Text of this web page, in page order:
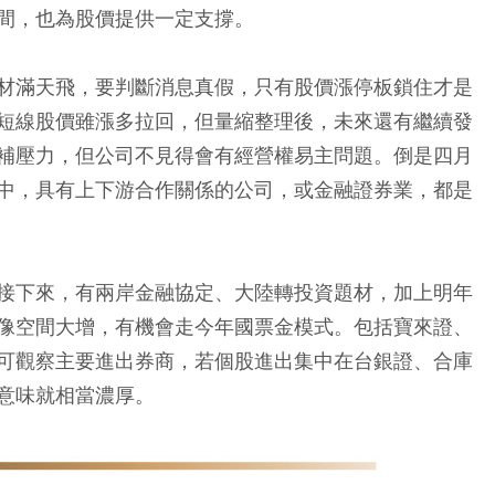
也為股價提供一定支撐。
滿天飛，要判斷消息真假，只有股價漲停板鎖住才是
線股價雖漲多拉回，但量縮整理後，未來還有繼續發
力，但公司不見得會有經營權易主問題。倒是四月
，具有上下游合作關係的公司，或金融證券業，都是
下來，有兩岸金融協定、大陸轉投資題材，加上明年
間大增，有機會走今年國票金模式。包括寶來證、
觀察主要進出券商，若個股進出集中在台銀證、合庫
就相當濃厚。